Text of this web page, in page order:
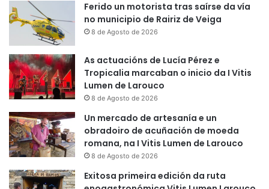
Ferido un motorista tras saírse da vía
no municipio de Rairiz de Veiga
8 de Agosto de 2026
As actuacións de Lucía Pérez e
Tropicalia marcaban o inicio da I Vitis
Lumen de Larouco
8 de Agosto de 2026
Un mercado de artesanía e un
obradoiro de acuñación de moeda
romana, na I Vitis Lumen de Larouco
8 de Agosto de 2026
Exitosa primeira edición da ruta